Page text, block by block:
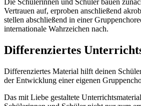
Die Schülerinnen und Schüler bauen
Vertrauen auf, erproben anschließend
stellen abschließend in einer
internationale Wahrzeichen nach.
Differenziertes
Differenziertes Material hilft deinen
der Entwicklung einer eigenen
Das mit Liebe gestaltete